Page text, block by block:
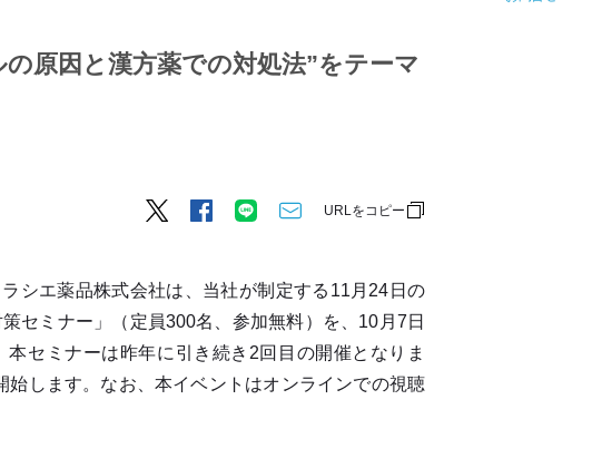
原因と漢方薬での対処法”をテーマ
URLをコピー
シエ薬品株式会社は、当社が制定する11月24日の
セミナー」（定員300名、参加無料）を、10月7日
セミナーは昨年に引き続き2回目の開催となりま
します。なお、本イベントはオンラインでの視聴